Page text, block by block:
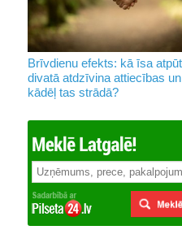
Brīvdienu efekts: kā īsa
divatā atdzīvina attiecības un
kādēļ tas strādā?